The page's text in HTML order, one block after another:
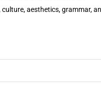
aesthetics, grammar,